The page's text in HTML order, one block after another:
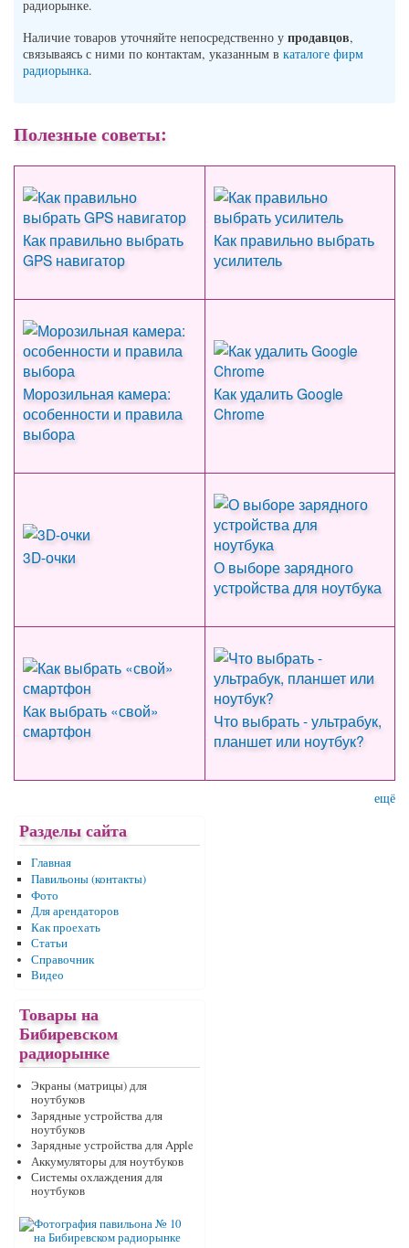
радиорынке.
Наличие товаров уточняйте непосредственно у продавцов,
связываясь с ними по контактам, указанным в каталоге фирм
радиорынка.
Полезные советы:
Как правильно выбрать
GPS навигатор
Как правильно выбрать
усилитель
Морозильная камера:
особенности и правила
выбора
Как удалить Google
Chrome
3D-очки
О выборе зарядного
устройства для ноутбука
Как выбрать «свой»
смартфон
Что выбрать - ультрабук,
планшет или ноутбук?
ещё
Разделы сайта
Главная
Павильоны (контакты)
Фото
Для арендаторов
Как проехать
Статьи
Справочник
Видео
Товары на
Бибиревском
радиорынке
Экраны (матрицы) для
ноутбуков
Зарядные устройства для
ноутбуков
Зарядные устройства для Apple
Аккумуляторы для ноутбуков
Системы охлаждения для
ноутбуков